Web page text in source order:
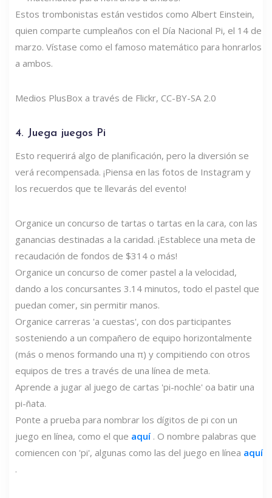
Estos trombonistas están vestidos como Albert Einstein,
quien comparte cumpleaños con el Día Nacional Pi, el 14 de
marzo. Vístase como el famoso matemático para honrarlos
a ambos.
Medios PlusBox a través de Flickr, CC-BY-SA 2.0
4. Juega juegos Pi
Esto requerirá algo de planificación, pero la diversión se
verá recompensada. ¡Piensa en las fotos de Instagram y
los recuerdos que te llevarás del evento!
Organice un concurso de tartas o tartas en la cara, con las
ganancias destinadas a la caridad. ¡Establece una meta de
recaudación de fondos de $314 o más!
Organice un concurso de comer pastel a la velocidad,
dando a los concursantes 3.14 minutos, todo el pastel que
puedan comer, sin permitir manos.
Organice carreras 'a cuestas', con dos participantes
sosteniendo a un compañero de equipo horizontalmente
(más o menos formando una π) ​​y compitiendo con otros
equipos de tres a través de una línea de meta.
Aprende a jugar al juego de cartas 'pi-nochle' oa batir una
pi-ñata.
Ponte a prueba para nombrar los dígitos de pi con un
juego en línea, como el que aquí . O nombre palabras que
comiencen con 'pi', algunas como las del juego en línea aquí
.